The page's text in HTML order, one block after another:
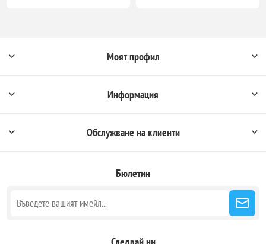
Моят профил
Информация
Обслужване на клиенти
Бюлетин